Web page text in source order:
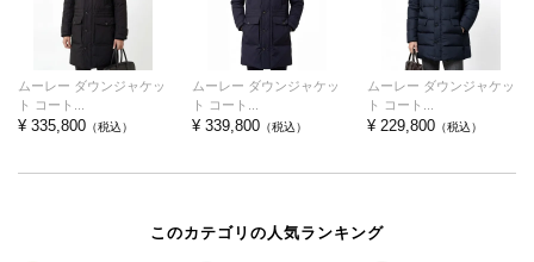
ムーレー ダウンジャケッ
ト コート...
¥ 335,800 （税込）
ムーレー ダウンジャケッ
ト コート...
¥ 339,800 （税込）
ムーレー ダウンジャケッ
ト コート...
¥ 229,800（税込）
このカテゴリの人気ランキング